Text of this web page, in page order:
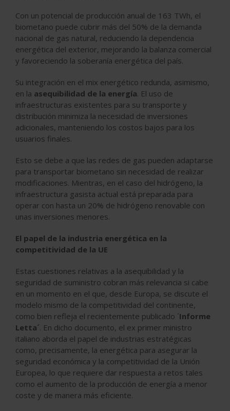
Con un potencial de producción anual de 163 TWh, el
biometano puede cubrir más del 50% de la demanda
nacional de gas natural, reduciendo la dependencia
energética del exterior, mejorando la balanza comercial
y favoreciendo la soberanía energética del país.
Su integración en el mix energético redunda, asimismo,
en la asequibilidad de la energía. El uso de
infraestructuras existentes para su transporte y
distribución minimiza la necesidad de inversiones
adicionales, manteniendo los costos bajos para los
usuarios finales.
Esto se debe a que las redes de gas pueden adaptarse
para transportar biometano sin necesidad de realizar
modificaciones. Mientras, en el caso del hidrógeno, la
infraestructura gasista actual está preparada para
operar con hasta un 20% de hidrógeno renovable con
unas inversiones menores.
El papel de la industria energética en la
competitividad de la UE
Estas cuestiones relativas a la asequibilidad y la
seguridad de suministro cobran más relevancia si cabe
en un momento en el que, desde Europa, se discute el
modelo mismo de la competitividad del continente,
como bien refleja el recientemente publicado ´Informe
Letta´. En dicho documento, el ex primer ministro
italiano aborda el papel de industrias estratégicas
como, precisamente, la energética para asegurar la
seguridad económica y la competitividad de la Unión
Europea, lo que requiere dar respuesta a retos tales
como el aumento de la producción de energía a menor
coste y de manera más eficiente.